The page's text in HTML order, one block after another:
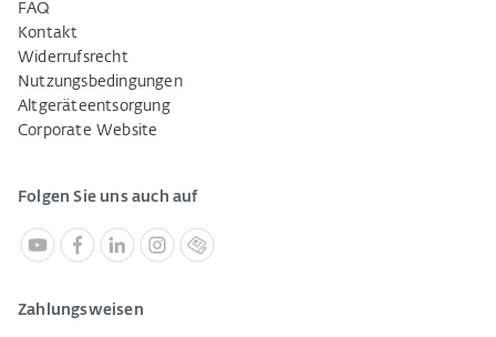
FAQ
Kontakt
Widerrufsrecht
Nutzungsbedingungen
Altgeräteentsorgung
Corporate Website
Folgen Sie uns auch auf
Zahlungsweisen